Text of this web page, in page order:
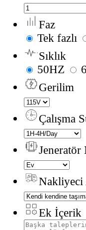
Faz
Tek fazlı
Sıklık
50HZ
Gerilim
Çalışma
Jeneratör
Nakliyeci
Ek İçerik